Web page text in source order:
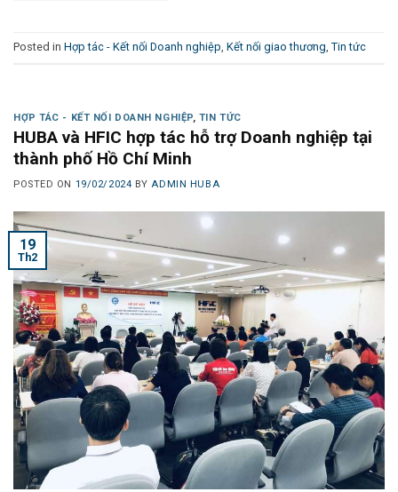
Posted in Hợp tác - Kết nối Doanh nghiệp Kết nối giao thương Tin tức
HỢP TÁC - KẾT NỐI DOANH NGHIỆP, TIN TỨC
HUBA và HFIC hợp tác hỗ trợ Doanh nghiệp tại
thành phố Hồ Chí Minh
POSTED ON 19/02/2024 BYADMIN HUBA
19
Th2